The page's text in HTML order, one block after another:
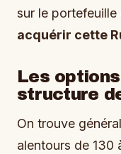
sur le
acquérir cette
Les
structure
On trouve
alentours de 130